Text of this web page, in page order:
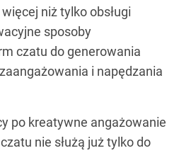
niż tylko obsługi
sposoby
czatu do generowania
i napędzania
po kreatywne angażowanie
nie służą już tylko do